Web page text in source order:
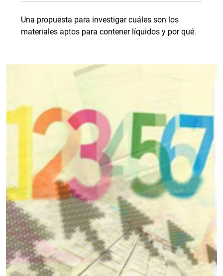
Una propuesta para investigar cuáles son los
materiales aptos para contener líquidos y por qué.